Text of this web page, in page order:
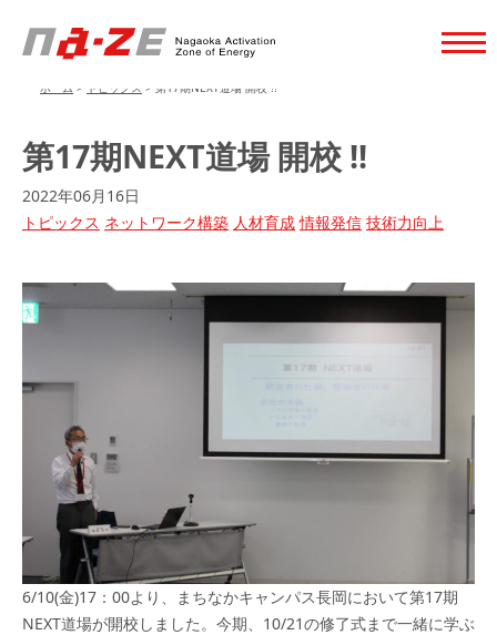
ホーム > トピックス > 第17期NEXT道場 開校 !!
第17期NEXT道場 開校 !!
2022年06月16日
トピックス ネットワーク構築 人材育成 情報発信 技術力向上
6/10(金)17：00より、まちなかキャンパス長岡において第17期
NEXT道場が開校しました。今期、10/21の修了式まで一緒に学ぶ